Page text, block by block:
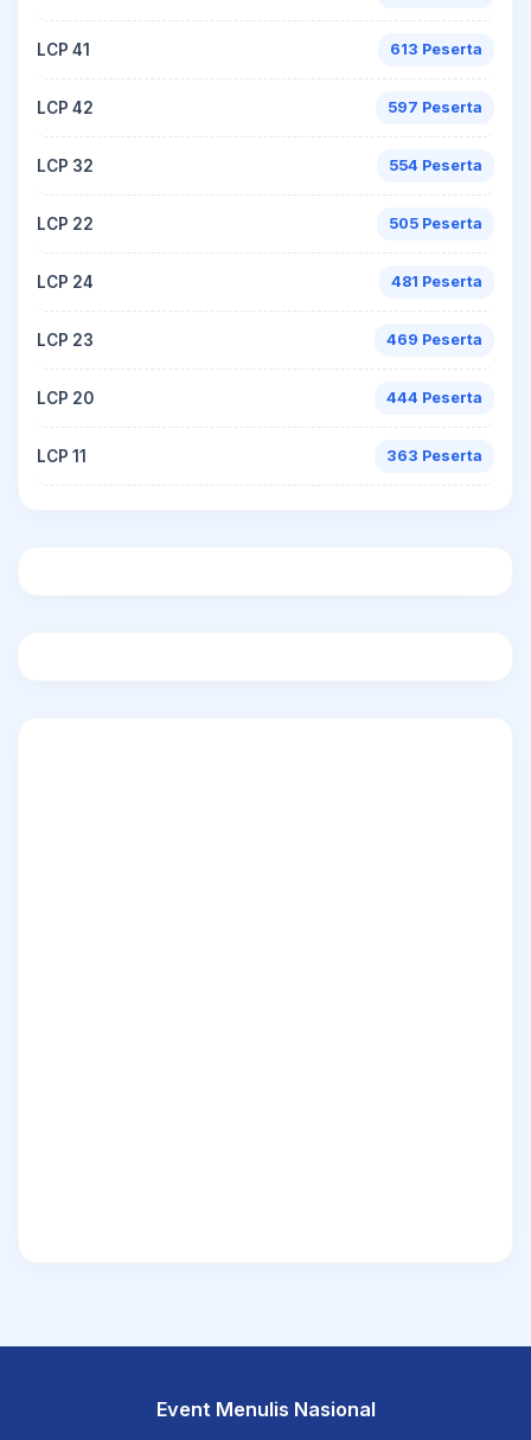
LCP 41 613 Peserta
LCP 42 597 Peserta
LCP 32 554 Peserta
LCP 22 505 Peserta
LCP 24 481 Peserta
LCP 23 469 Peserta
LCP 20 444 Peserta
LCP 11 363 Peserta
Event Menulis Nasional